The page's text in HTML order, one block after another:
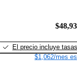
El precio incluye tasas
$1,062/mes